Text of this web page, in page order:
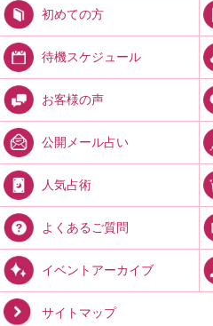
初めての方
待機スケジュール
お客様の声
公開メール占い
人気占術
よくあるご質問
イベントアーカイブ
サイトマップ